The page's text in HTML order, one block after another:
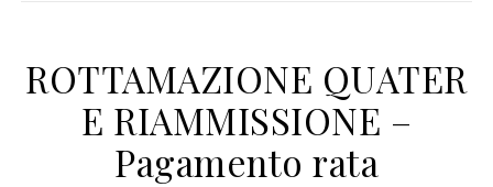
ROTTAMAZIONE QUATER
E RIAMMISSIONE –
Pagamento rata